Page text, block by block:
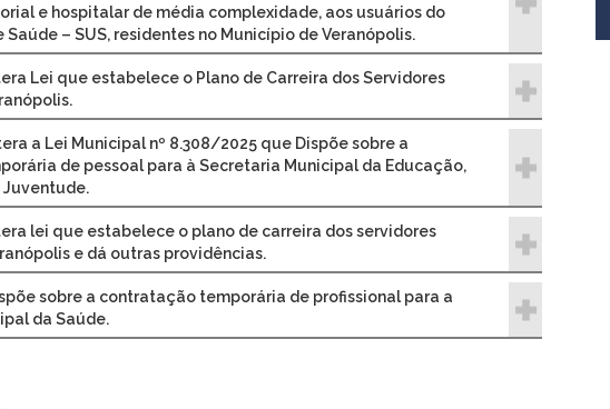
e hospitalar de média complexidade, aos usuários do
Saúde – SUS, residentes no Município de Veranópolis.
Lei que estabelece o Plano de Carreira dos Servidores
a Lei Municipal nº 8.308/2025 que Dispõe sobre a
de pessoal para à Secretaria Municipal da Educação,
Juventude.
lei que estabelece o plano de carreira dos servidores
e dá outras providências.
sobre a contratação temporária de profissional para a
da Saúde.